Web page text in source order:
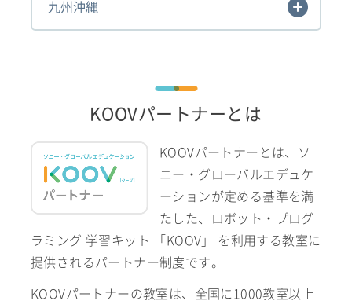
九州沖縄
KOOVパートナーとは
KOOVパートナーとは、ソ
ニー・グローバルエデュケ
ーションが定める基準を満
たした、ロボット・プログ
ラミング 学習キット 「KOOV」 を利用する教室に
提供されるパートナー制度です。
KOOVパートナーの教室は、全国に1000教室以上